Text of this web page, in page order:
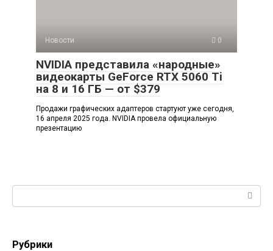
Новости 0
NVIDIA представила «народные»
видеокарты GeForce RTX 5060 Ti
на 8 и 16 ГБ — от $379
Продажи графических адаптеров стартуют уже сегодня,
16 апреля 2025 года. NVIDIA провела официальную
презентацию
Рубрики